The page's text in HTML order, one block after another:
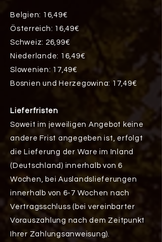
Belgien: 16,49€
Österreich: 16,49€
Schweiz: 26,99€
Niederlande: 16,49€
Slowenien: 17,49€
Bosnien und Herzegowina: 17,49€
Lieferfristen
Soweit im jeweiligen Angebot keine
andere Frist angegeben ist, erfolgt
die Lieferung der Ware im Inland
(Deutschland) innerhalb von 6
Wochen, bei Auslandslieferungen
innerhalb von 6-7 Wochen nach
Vertragsschluss (bei vereinbarter
Vorauszahlung nach dem Zeitpunkt
Ihrer Zahlungsanweisung).